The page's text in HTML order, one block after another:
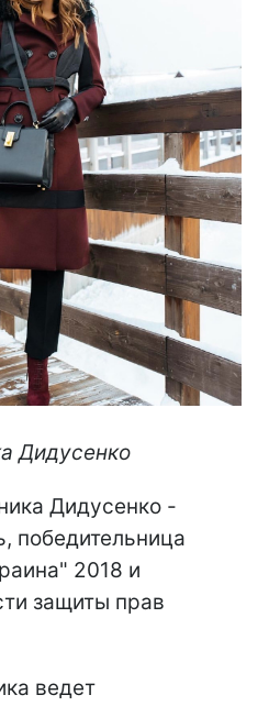
Дидусенко
Дидусенко -
победительница
2018 и
защиты прав
ведет